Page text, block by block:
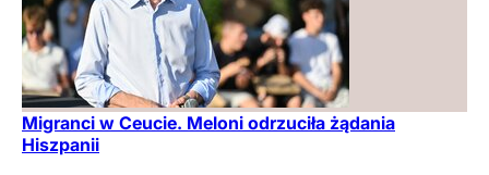
Migranci w Ceucie. Meloni odrzuciła żądania
Hiszpanii